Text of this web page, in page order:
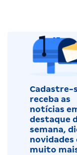
Cadastre-
receba as
notícias
destaque
semana,
novidades
muito